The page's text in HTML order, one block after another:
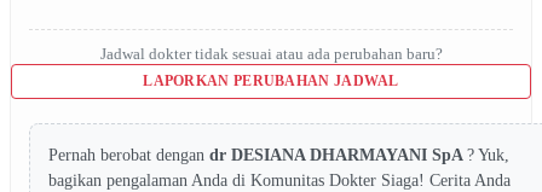
Jadwal dokter tidak sesuai atau ada perubahan baru?
LAPORKAN PERUBAHAN JADWAL
Pernah berobat dengan dr DESIANA DHARMAYANI SpA ? Yuk,
bagikan pengalaman Anda di Komunitas Dokter Siaga! Cerita Anda